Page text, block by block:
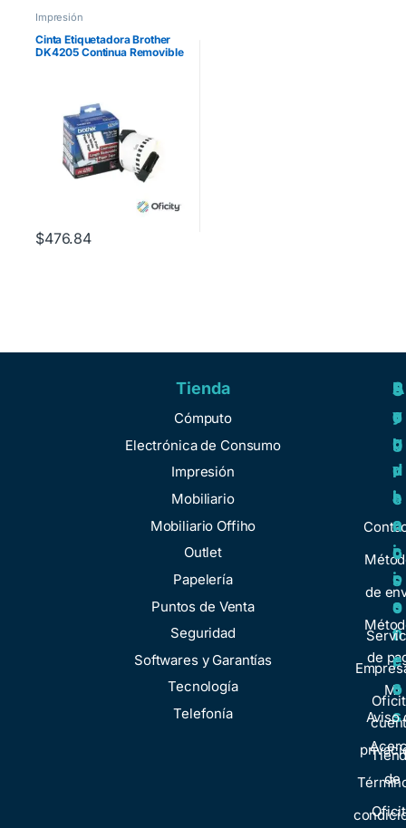
Impresión
Cinta Etiquetadora Brother
DK4205 Continua Removible
$476.84
Tienda
Cómputo
Electrónica de Consumo
Impresión
Mobiliario
Mobiliario Offiho
Outlet
Papelería
Puntos de Venta
Seguridad
Softwares y Garantías
Tecnología
Telefonía
A
y
u
d
a
de
de
Mi
S
o
b
r
e
n
o
s
o
t
r
o
s
de
R
e
g
u
l
a
c
i
o
n
e
s
Aviso
S
e
r
v
i
c
i
o
s